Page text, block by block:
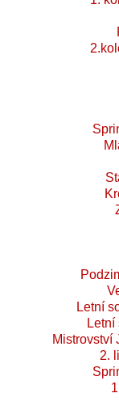
Letní
Mistrovství
2.